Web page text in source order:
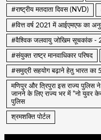
#राष्ट्रीय मतदाता दिवस (NVD)
#वित्त वर्ष 2021 में आईएमएफ का
#वैश्विक जलवायु जोखिम सूचकांक -
#संयुक्त राष्ट्र मानवाधिकार परिषद
#समुद्री सहयोग बढ़ाने हेतु भारत का
मणिपुर और त्रिपुरा इस राज्य पुलिस
जानने के लिए राज्य भर में "नो युवर
पुलिस
श्रमशक्ति पोर्टल